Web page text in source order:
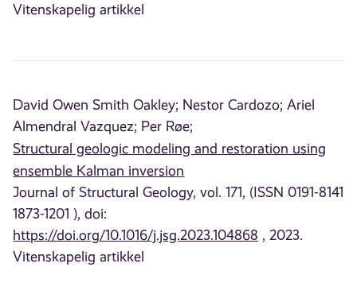
Vitenskapelig artikkel
David Owen Smith Oakley; Nestor Cardozo; Ariel
Almendral Vazquez; Per Røe;
Structural geologic modeling and restoration using
ensemble Kalman inversion
Journal of Structural Geology, vol. 171, (ISSN 0191-8141
1873-1201 ), doi:
https://doi.org/10.1016/j.jsg.2023.104868 , 2023.
Vitenskapelig artikkel